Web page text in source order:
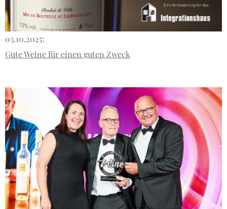
03.10.2025:
Gute Weine für einen guten Zweck